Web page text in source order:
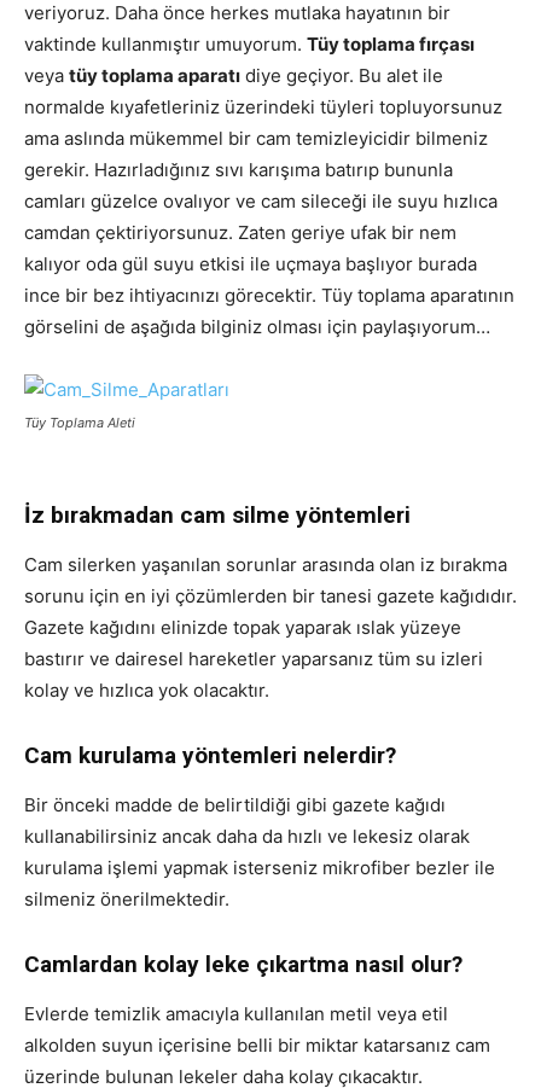
veriyoruz. Daha önce herkes mutlaka hayatının bir
vaktinde kullanmıştır umuyorum. Tüy toplama fırçası
veya tüy toplama aparatı diye geçiyor. Bu alet ile
normalde kıyafetleriniz üzerindeki tüyleri topluyorsunuz
ama aslında mükemmel bir cam temizleyicidir bilmeniz
gerekir. Hazırladığınız sıvı karışıma batırıp bununla
camları güzelce ovalıyor ve cam sileceği ile suyu hızlıca
camdan çektiriyorsunuz. Zaten geriye ufak bir nem
kalıyor oda gül suyu etkisi ile uçmaya başlıyor burada
ince bir bez ihtiyacınızı görecektir. Tüy toplama aparatının
görselini de aşağıda bilginiz olması için paylaşıyorum…
Tüy Toplama Aleti
İz bırakmadan cam silme yöntemleri
Cam silerken yaşanılan sorunlar arasında olan iz bırakma
sorunu için en iyi çözümlerden bir tanesi gazete kağıdıdır.
Gazete kağıdını elinizde topak yaparak ıslak yüzeye
bastırır ve dairesel hareketler yaparsanız tüm su izleri
kolay ve hızlıca yok olacaktır.
Cam kurulama yöntemleri nelerdir?
Bir önceki madde de belirtildiği gibi gazete kağıdı
kullanabilirsiniz ancak daha da hızlı ve lekesiz olarak
kurulama işlemi yapmak isterseniz mikrofiber bezler ile
silmeniz önerilmektedir.
Camlardan kolay leke çıkartma nasıl olur?
Evlerde temizlik amacıyla kullanılan metil veya etil
alkolden suyun içerisine belli bir miktar katarsanız cam
üzerinde bulunan lekeler daha kolay çıkacaktır.